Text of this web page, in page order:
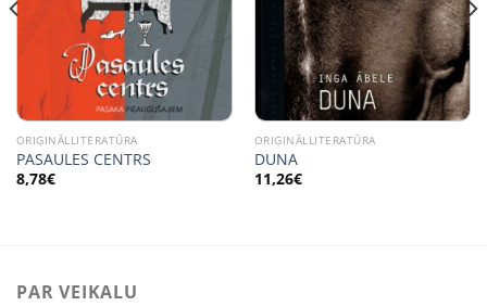
ORIĢINĀLLITERATŪRA
PASAULES CENTRS
8,78€
ORIĢINĀLLITERATŪRA
DUNA
11,26€
PAR VEIKALU